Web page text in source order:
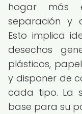
hogar más
separación y
Esto implica
desechos
plásticos,
y disponer de
cada tipo. La
base para su